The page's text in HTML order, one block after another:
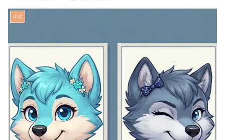
年金